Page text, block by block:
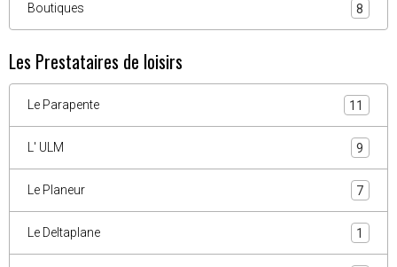
Boutiques 8
Les Prestataires de loisirs
Le Parapente 11
L' ULM 9
Le Planeur 7
Le Deltaplane 1